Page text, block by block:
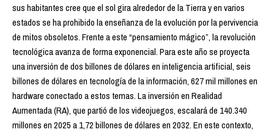
sus habitantes cree que el sol gira alrededor de la Tierra y en varios
estados se ha prohibido la enseñanza de la evolución por la pervivencia
de mitos obsoletos. Frente a este “pensamiento mágico”, la revolución
tecnológica avanza de forma exponencial. Para este año se proyecta
una inversión de dos billones de dólares en inteligencia artificial, seis
billones de dólares en tecnología de la información, 627 mil millones en
hardware conectado a estos temas. La inversión en Realidad
Aumentada (RA), que partió de los videojuegos, escalará de 140.340
millones en 2025 a 1,72 billones de dólares en 2032. En este contexto,